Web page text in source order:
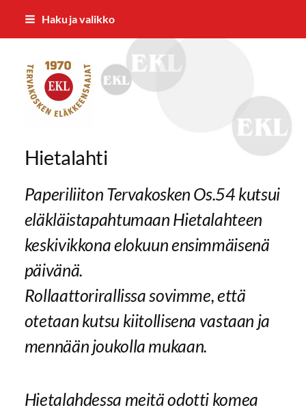
Siirry
Haku ja valikko
Tervakosken Eläkkeensaajat ry
Hietalahti
Paperiliiton Tervakosken Os.54 kutsui
eläkläistapahtumaan Hietalahteen
keskivikkona elokuun ensimmäisenä
päivänä.
Rollaattorirallissa sovimme, että
otetaan kutsu kiitollisena vastaan ja
mennään joukolla mukaan.
Hietalahdessa meitä odotti komea